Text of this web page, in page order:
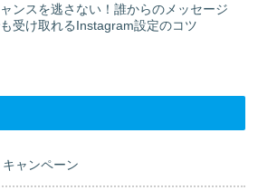
ンスを逃さない！誰からのメッセージ
受け取れるInstagram設定のコツ
ャンペーン